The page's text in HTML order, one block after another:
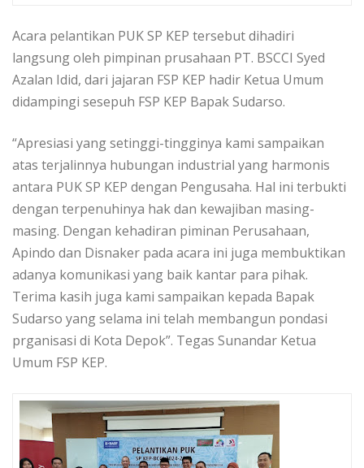
Acara pelantikan PUK SP KEP tersebut dihadiri
langsung oleh pimpinan prusahaan PT. BSCCI Syed
Azalan Idid, dari jajaran FSP KEP hadir Ketua Umum
didampingi sesepuh FSP KEP Bapak Sudarso.
“Apresiasi yang setinggi-tingginya kami sampaikan
atas terjalinnya hubungan industrial yang harmonis
antara PUK SP KEP dengan Pengusaha. Hal ini terbukti
dengan terpenuhinya hak dan kewajiban masing-
masing. Dengan kehadiran piminan Perusahaan,
Apindo dan Disnaker pada acara ini juga membuktikan
adanya komunikasi yang baik kantar para pihak.
Terima kasih juga kami sampaikan kepada Bapak
Sudarso yang selama ini telah membangun pondasi
prganisasi di Kota Depok”. Tegas Sunandar Ketua
Umum FSP KEP.